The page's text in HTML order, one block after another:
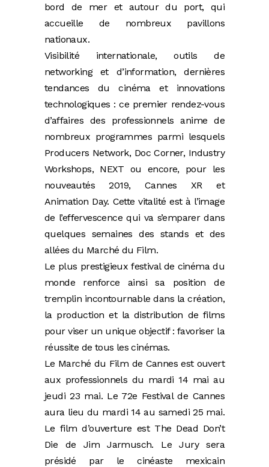
bord de mer et autour du port, qui
accueille de nombreux pavillons
nationaux.
Visibilité internationale, outils de
networking et d’information, dernières
tendances du cinéma et innovations
technologiques : ce premier rendez-vous
d’affaires des professionnels anime de
nombreux programmes parmi lesquels
Producers Network, Doc Corner, Industry
Workshops, NEXT ou encore, pour les
nouveautés 2019, Cannes XR et
Animation Day. Cette vitalité est à l’image
de l’effervescence qui va s’emparer dans
quelques semaines des stands et des
allées du Marché du Film.
Le plus prestigieux festival de cinéma du
monde renforce ainsi sa position de
tremplin incontournable dans la création,
la production et la distribution de films
pour viser un unique objectif : favoriser la
réussite de tous les cinémas.
Le Marché du Film de Cannes est ouvert
aux professionnels du mardi 14 mai au
jeudi 23 mai. Le 72e Festival de Cannes
aura lieu du mardi 14 au samedi 25 mai.
Le film d’ouverture est The Dead Don’t
Die de Jim Jarmusch. Le Jury sera
présidé par le cinéaste mexicain